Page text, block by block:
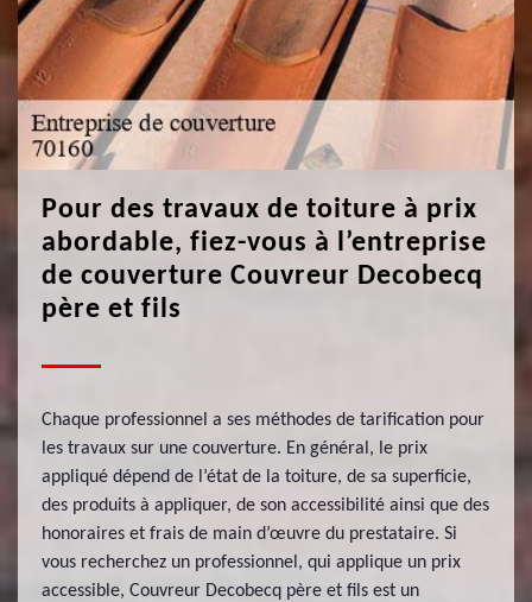
Pour des travaux de toiture à prix
abordable, fiez-vous à l’entreprise
de couverture Couvreur Decobecq
père et fils
Chaque professionnel a ses méthodes de tarification pour
les travaux sur une couverture. En général, le prix
appliqué dépend de l’état de la toiture, de sa superficie,
des produits à appliquer, de son accessibilité ainsi que des
honoraires et frais de main d’œuvre du prestataire. Si
vous recherchez un professionnel, qui applique un prix
accessible, Couvreur Decobecq père et fils est un